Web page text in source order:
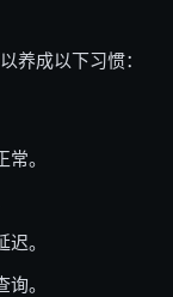
养成以下习惯：
。
。
。